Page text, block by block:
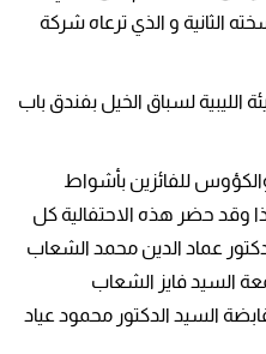
الثانية و الذي ترعاه شركة
الليبية لسباق الخيل بفندق باب
للفائزين بأشواط
وقد حضر هذه الاحتفالية كل
عماد الدين محمد الشعاب
السيد فايز الشعاب
السيد الدكتور محمود عياد